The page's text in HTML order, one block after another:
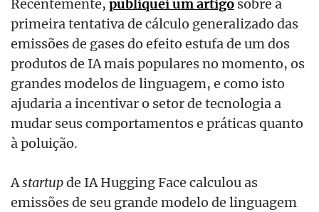
Recentemente, publiquei um artigo sobre a
primeira tentativa de cálculo generalizado das
emissões de gases do efeito estufa de um dos
produtos de IA mais populares no momento, os
grandes modelos de linguagem, e como isto
ajudaria a incentivar o setor de tecnologia a
mudar seus comportamentos e práticas quanto
à poluição.
Astartupde IA Hugging Face calculou as
emissões de seu grande modelo de linguagem